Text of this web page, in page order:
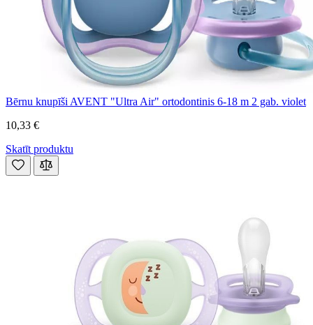
Bērnu knupīši AVENT "Ultra Air" ortodontinis 6-18 m 2 gab. violet
10,33 €
Skatīt produktu